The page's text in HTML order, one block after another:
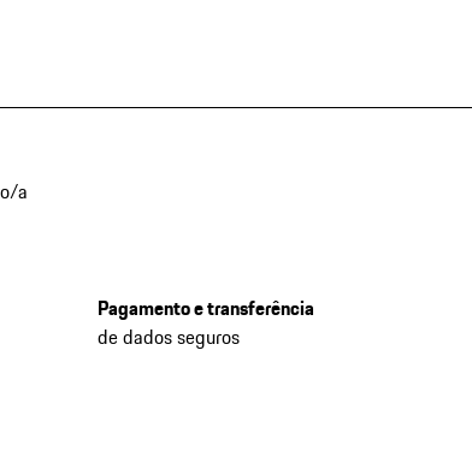
a
Pagamento e transferência
de dados seguros